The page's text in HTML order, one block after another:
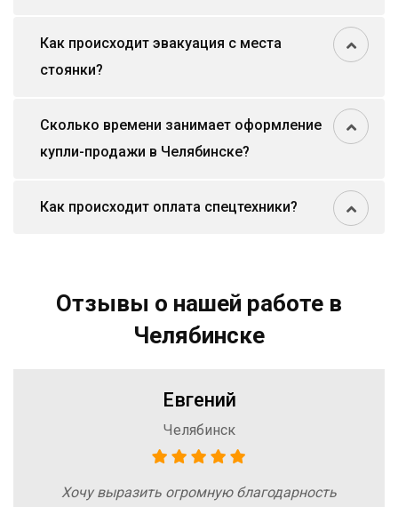
Как происходит эвакуация с места
стоянки?
Сколько времени занимает оформление
купли-продажи в Челябинске?
Как происходит оплата спецтехники?
Отзывы о нашей работе в
Челябинске
Евгений
Челябинск
Хочу выразить огромную благодарность